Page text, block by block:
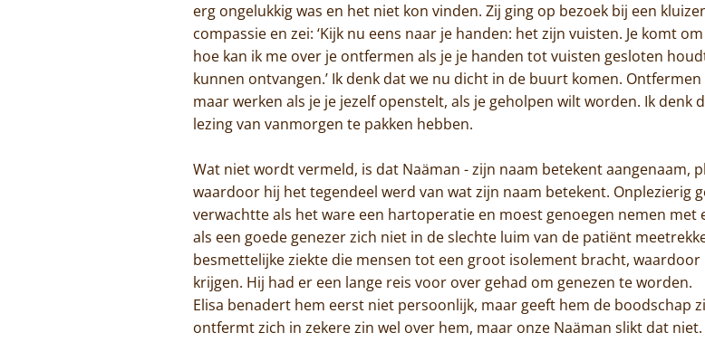
Home
Trappisten
erg ongelukkig was en het niet kon vinden. Zij ging op bezoek bij een
compassie en zei: ‘Kijk nu eens naar je handen: het zijn vuisten. Je komt
hoe kan ik me over je ontfermen als je je handen tot vuisten gesloten
kunnen ontvangen.’ Ik denk dat we nu dicht in de buurt komen.
maar werken als je je jezelf openstelt, als je geholpen wilt worden. Ik denk
lezing van vanmorgen te pakken hebben.
Wat niet wordt vermeld, is dat Naäman - zijn naam betekent aangenaam,
waardoor hij het tegendeel werd van wat zijn naam betekent. Onplezierig
verwachtte als het ware een hartoperatie en moest genoegen nemen
als een goede genezer zich niet in de slechte luim van de patiënt
besmettelijke ziekte die mensen tot een groot isolement bracht,
krijgen. Hij had er een lange reis voor over gehad om genezen te worden.
Elisa benadert hem eerst niet persoonlijk, maar geeft hem de boodschap
ontfermt zich in zekere zin wel over hem, maar onze Naäman slikt dat